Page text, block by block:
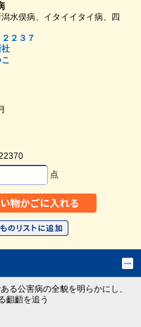
水俣病、イタイイタイ病、四
２３７
点
る公害病の全貌を明らかにし、
齟齬を追う